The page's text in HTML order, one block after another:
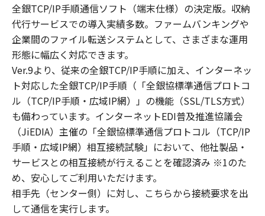
全銀TCP/IP手順通信ソフト（端末仕様）の決定版。収納
代行サービスでの導入実績多数。ファームバンキングや
企業間のファイル転送システムとして、さまざまな運用
形態に幅広く対応できます。
Ver.9より、従来の全銀TCP/IP手順に加え、インターネッ
ト対応した全銀TCP/IP手順（「全銀協標準通信プロトコ
ル（TCP/IP手順・広域IP網）」の機能（SSL/TLS方式）
も備わっています。インターネットEDI普及推進協議会
（JiEDIA）主催の「全銀協標準通信プロトコル（TCP/IP
手順・広域IP網）相互接続試験」において、他社製品・
サービスとの相互接続が行えることを確認済み ※1のた
め、安心してご利用いただけます。
相手先（センター側）に対し、こちらから接続要求を出
して通信を実行します。